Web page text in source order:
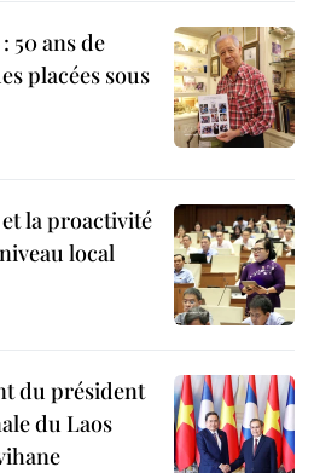
50 ans de
placées sous
la proactivité
local
du président
du Laos